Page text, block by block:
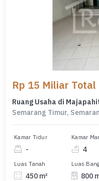
Rp 15 Miliar Total
Ruang Usaha di
Semarang Timur,
Kamar Tidur
-
Kamar
4
Luas Tanah
450 m²
Luas
800